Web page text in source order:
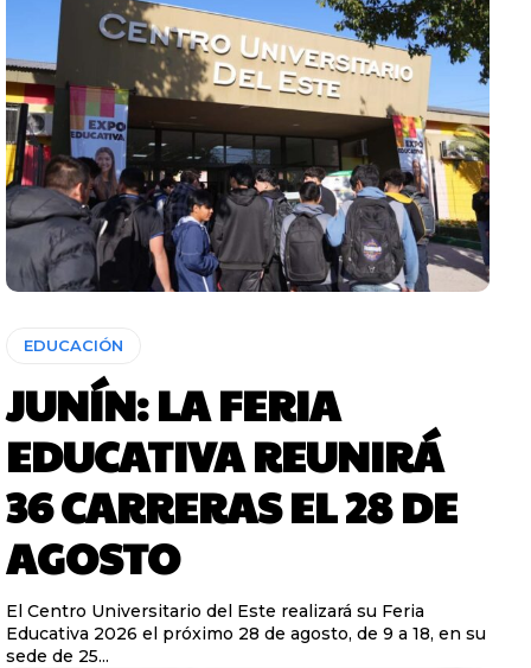
EDUCACIÓN
JUNÍN: LA FERIA
EDUCATIVA REUNIRÁ
36 CARRERAS EL 28 DE
AGOSTO
El Centro Universitario del Este realizará su Feria
Educativa 2026 el próximo 28 de agosto, de 9 a 18, en su
sede de 25...